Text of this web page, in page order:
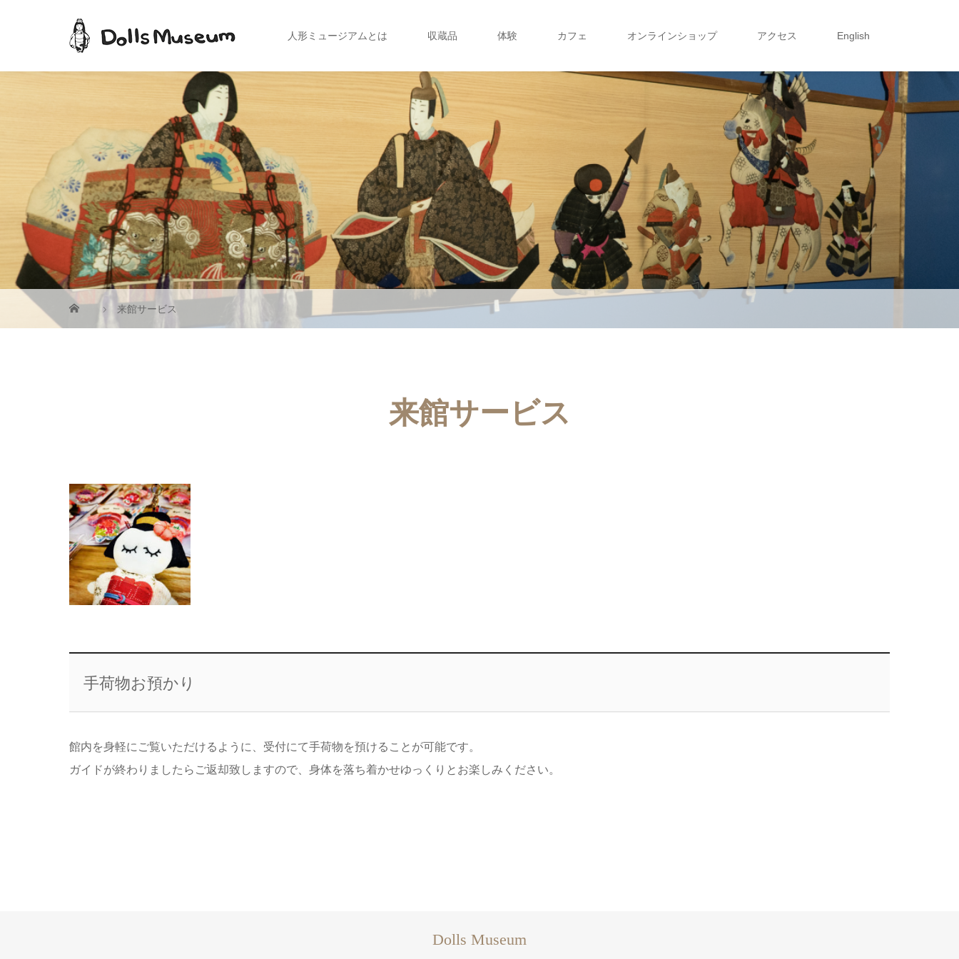
人形ミュージアムとは 収蔵品 体験 カフェ オンラインショップ アクセス English
来館サービス
来館サービス
手荷物お預かり
館内を身軽にご覧いただけるように、受付にて手荷物を預けることが可能です。
ガイドが終わりましたらご返却致しますので、身体を落ち着かせゆっくりとお楽しみください。
Dolls Museum